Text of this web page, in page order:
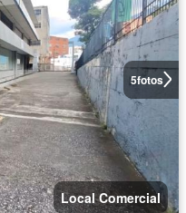
5fotos
Local Comercial